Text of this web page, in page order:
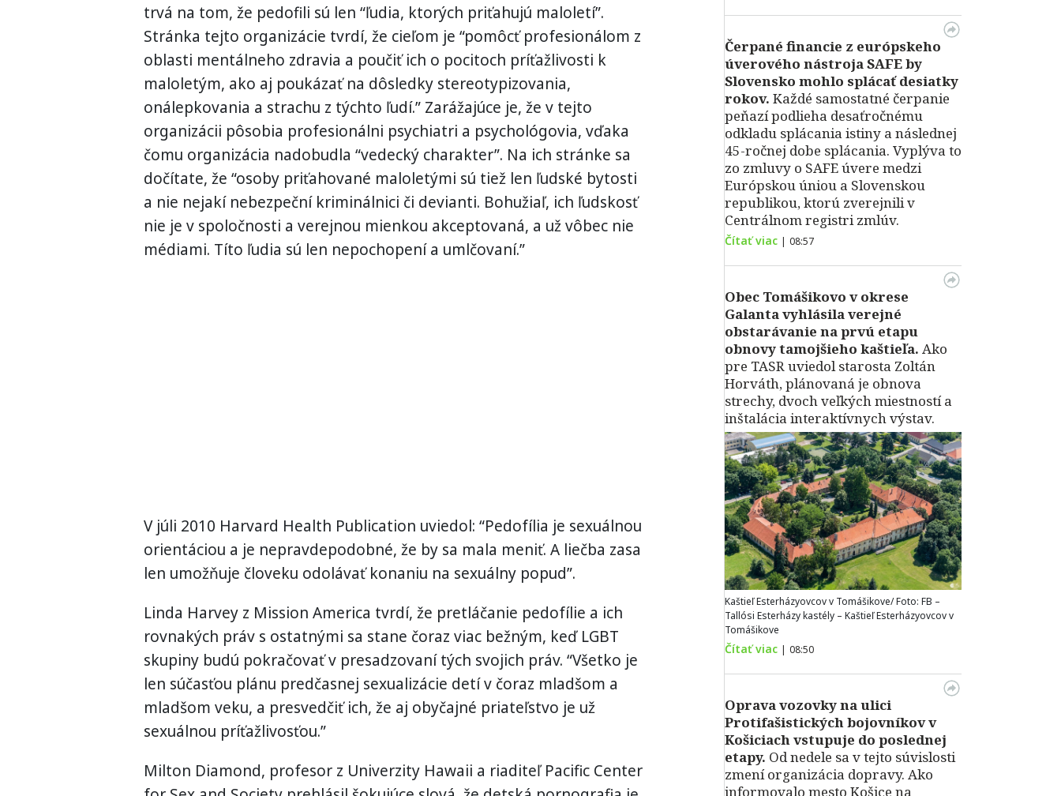
trvá na tom, že pedofili sú len “ľudia, ktorých priťahujú maloletí”.
Stránka tejto organizácie tvrdí, že cieľom je “pomôcť profesionálom z
oblasti mentálneho zdravia a poučiť ich o pocitoch príťažlivosti k
maloletým, ako aj poukázať na dôsledky stereotypizovania,
onálepkovania a strachu z týchto ľudí.” Zarážajúce je, že v tejto
organizácii pôsobia profesionálni psychiatri a psychológovia, vďaka
čomu organizácia nadobudla “vedecký charakter”. Na ich stránke sa
dočítate, že “osoby priťahované maloletými sú tiež len ľudské bytosti
a nie nejakí nebezpeční kriminálnici či devianti. Bohužiaľ, ich ľudskosť
nie je v spoločnosti a verejnou mienkou akceptovaná, a už vôbec nie
médiami. Títo ľudia sú len nepochopení a umlčovaní.”
V júli 2010 Harvard Health Publication uviedol: “Pedofília je sexuálnou
orientáciou a je nepravdepodobné, že by sa mala meniť. A liečba zasa
len umožňuje človeku odolávať konaniu na sexuálny popud”.
Linda Harvey z Mission America tvrdí, že pretláčanie pedofílie a ich
rovnakých práv s ostatnými sa stane čoraz viac bežným, keď LGBT
skupiny budú pokračovať v presadzovaní tých svojich práv. “Všetko je
len súčasťou plánu predčasnej sexualizácie detí v čoraz mladšom a
mladšom veku, a presvedčiť ich, že aj obyčajné priateľstvo je už
sexuálnou príťažlivosťou.”
Milton Diamond, profesor z Univerzity Hawaii a riaditeľ Pacific Center
Čerpané financie z európskeho
úverového nástroja SAFE by
Slovensko mohlo splácať desiatky
rokov. Každé samostatné čerpanie
peňazí podlieha desaťročnému
odkladu splácania istiny a následnej
45-ročnej dobe splácania. Vyplýva to
zo zmluvy o SAFE úvere medzi
Európskou úniou a Slovenskou
republikou, ktorú zverejnili v
Centrálnom registri zmlúv.
Čítať viac | 08:57
Obec Tomášikovo v okrese
Galanta vyhlásila verejné
obstarávanie na prvú etapu
obnovy tamojšieho kaštieľa. Ako
pre TASR uviedol starosta Zoltán
Horváth, plánovaná je obnova
strechy, dvoch veľkých miestností a
inštalácia interaktívnych výstav.
Kaštieľ Esterházyovcov v Tomášikove/ Foto: FB –
Tallósi Esterházy kastély – Kaštieľ Esterházyovcov v
Tomášikove
Čítať viac | 08:50
Oprava vozovky na ulici
Protifašistických bojovníkov v
Košiciach vstupuje do poslednej
etapy. Od nedele sa v tejto súvislosti
zmení organizácia dopravy. Ako
informovalo mesto Košice na